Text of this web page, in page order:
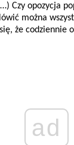
Czy opozycja
można
że codziennie
ad